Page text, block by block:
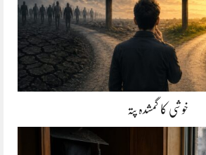
خوشی کا گمشدہ پتہ